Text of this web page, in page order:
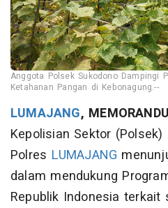
Anggota Polsek Sukodono Dampingi
Ketahanan Pangan di Kebonagung.--
LUMAJANG,
Kepolisian Sektor (Polsek)
Polres LUMAJANG
dalam mendukung
Republik Indonesia terkait